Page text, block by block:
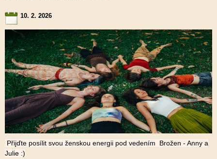
10. 2. 2026
Přijďte posílit svou ženskou energii pod vedením Brožen - Anny a
Julie :)